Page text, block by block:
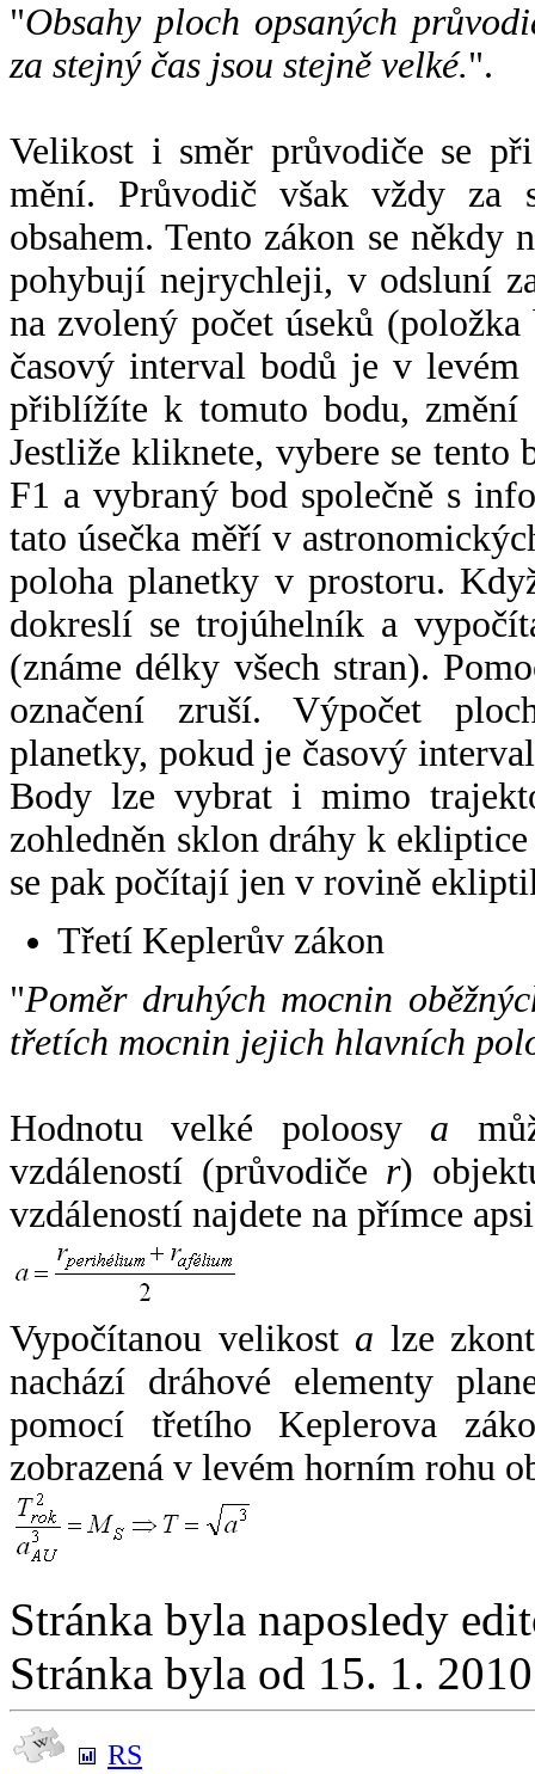
"Obsahy ploch opsaných
za stejný čas jsou stejně velké.".
Velikost i směr průvodiče se
mění. Průvodič však vždy za
obsahem. Tento zákon se někdy
pohybují nejrychleji, v odsluní
na zvolený počet úseků
časový interval bodů je v
přiblížíte k tomuto bodu,
Jestliže kliknete, vybere se tento
F1 a vybraný bod společně s
tato úsečka měří v
poloha planetky v prostoru.
dokreslí se trojúhelník a
(známe délky všech stran).
označení zruší. Výpočet
planetky, pokud je časový
Body lze vybrat i mimo
zohledněn sklon dráhy k
se pak počítají jen v rovině
Třetí Keplerův zákon
"Poměr druhých mocnin
třetích mocnin jejich hlavních
Hodnotu velké poloosy a
vzdáleností (průvodiče r)
vzdáleností najdete na přímce
Vypočítanou velikost a lze
nachází dráhové elementy
pomocí třetího Keplerova
zobrazená v levém horním rohu
Stránka byla naposledy
Stránka byla od 15. 1.
RS